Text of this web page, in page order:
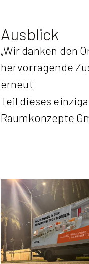
Ausblick
„Wir danken den
hervorragende
erneut
Teil dieses
Raumkonzepte